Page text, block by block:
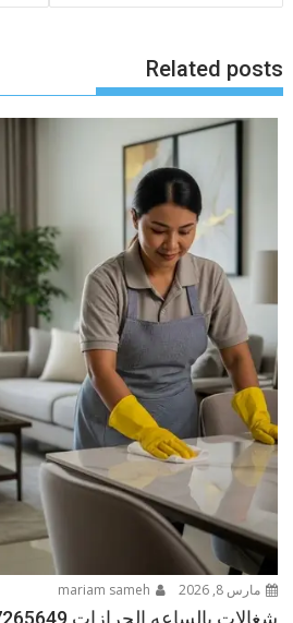
Related posts
مارس 8, 2026
شغالات بالساعه الحرازات 0577265649